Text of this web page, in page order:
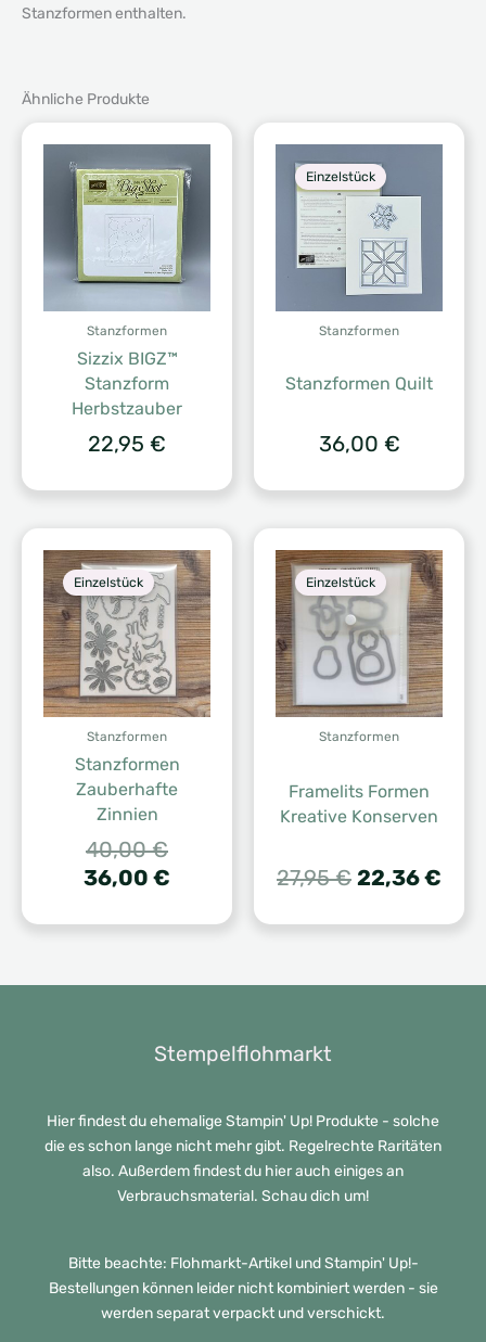
Stanzformen enthalten.
Ähnliche Produkte
Stanzformen
Sizzix BIGZ™
Stanzform
Herbstzauber
22,95 €
Einzelstück
Stanzformen
Stanzformen Quilt
36,00 €
Einzelstück
Stanzformen
Stanzformen
Zauberhafte
Zinnien
40,00€Ursprünglicher
Preis
40,00 €
36,00 €
ist:
Einzelstück
Stanzformen
Framelits Formen
Kreative Konserven
27,95€
war:
22,36€
ist:
Stempelflohmarkt
Hier findest du ehemalige Stampin' Up! Produkte - solche
die es schon lange nicht mehr gibt. Regelrechte Raritäten
also. Außerdem findest du hier auch einiges an
Verbrauchsmaterial. Schau dich um!
Bitte beachte: Flohmarkt-Artikel und Stampin' Up!-
Bestellungen können leider nicht kombiniert werden - sie
werden separat verpackt und verschickt.